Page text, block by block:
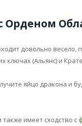
Орденом
довольно весело,
(Альянс) и
яйцо дракона и
имеет сходство с